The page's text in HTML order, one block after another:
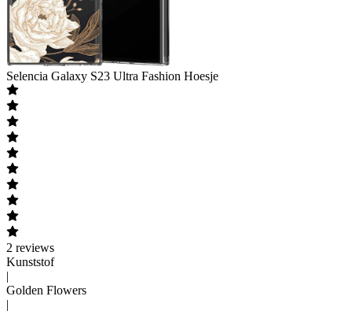
Selencia Galaxy S23 Ultra Fashion Hoesje
2 reviews
Kunststof
|
Golden Flowers
|